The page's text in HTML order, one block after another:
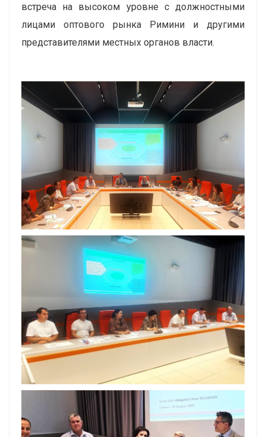
встреча на высоком уровне с должностными
лицами оптового рынка Римини и другими
представителями местных органов власти.